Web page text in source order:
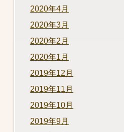
2020年4月
2020年3月
2020年2月
2020年1月
2019年12月
2019年11月
2019年10月
2019年9月